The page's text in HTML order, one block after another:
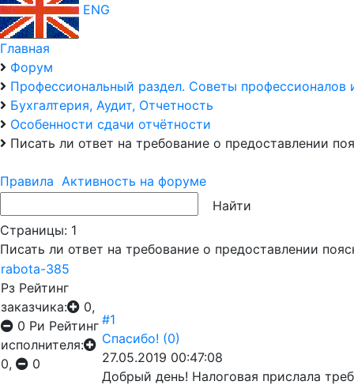
ENG
Главная
Форум
Профессиональный раздел. Советы
Бухгалтерия, Аудит, Отчетность
Особенности сдачи отчётности
Писать ли ответ на требование о предоставлении
Правила Активность на форуме
Страницы: 1
Писать ли ответ на требование о предоставлении
rabota-385
Рз Рейтинг
заказчика:
0,
0 Ри Рейтинг
исполнителя:
0,
0
#1
Спасибо! (0)
27.05.2019 00:47:08
Добрый день! Налоговая прислала